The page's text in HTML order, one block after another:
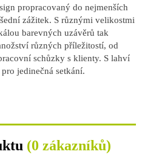
propracovaný do nejmenších
zážitek. S různými velikostmi
barevných uzávěrů tak
různých příležitostí, od
schůzky s klienty. S lahví
jedinečná setkání.
(0 zákazníků)